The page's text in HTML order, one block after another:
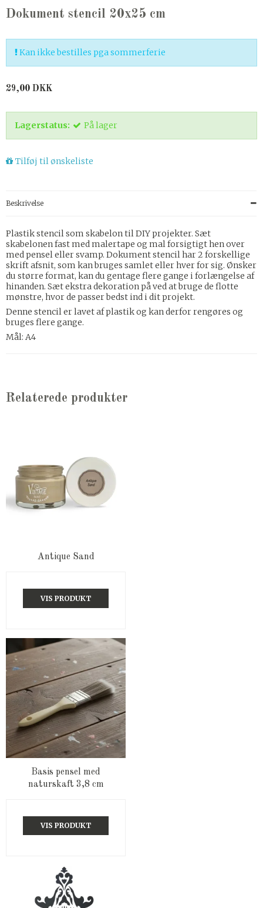
Dokument stencil 20x25 cm
Kan ikke bestilles pga sommerferie
29,00 DKK
Lagerstatus: På lager
Tilføj til ønskeliste
Beskrivelse
Plastik stencil som skabelon til DIY projekter. Sæt
skabelonen fast med malertape og mal forsigtigt hen over
med pensel eller svamp. Dokument stencil har 2 forskellige
skrift afsnit, som kan bruges samlet eller hver for sig. Ønsker
du større format, kan du gentage flere gange i forlængelse af
hinanden. Sæt ekstra dekoration på ved at bruge de flotte
mønstre, hvor de passer bedst ind i dit projekt.
Denne stencil er lavet af plastik og kan derfor rengøres og
bruges flere gange.
Mål: A4
Relaterede produkter
Antique Sand
VIS PRODUKT
Basis pensel med
naturskaft 3,8 cm
VIS PRODUKT